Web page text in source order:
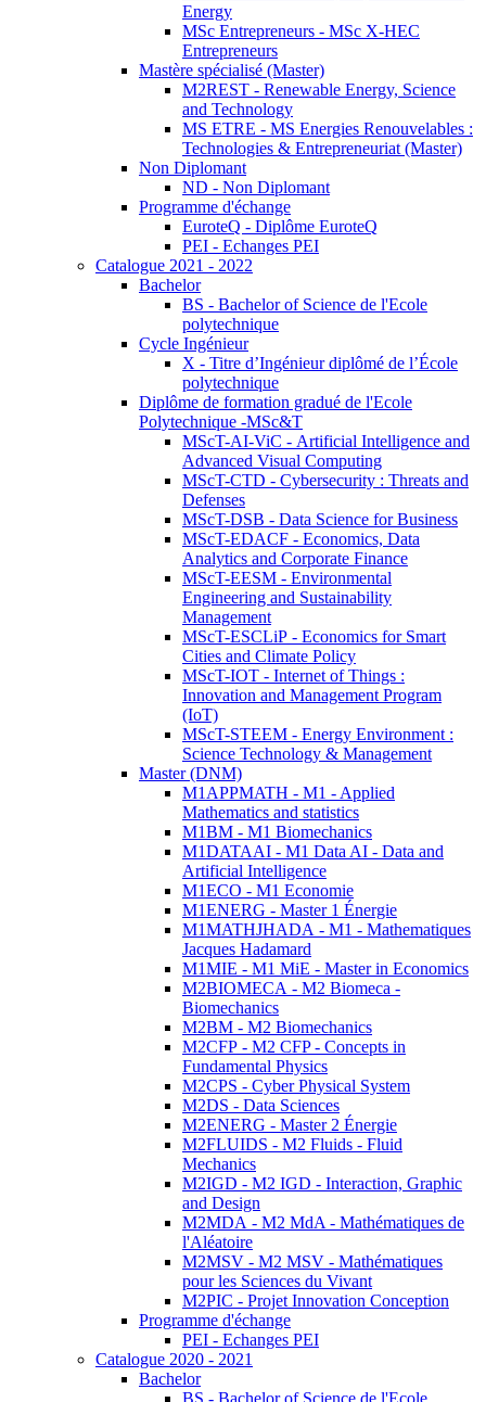
Energy
MSc Entrepreneurs - MSc X-HEC
Entrepreneurs
Mastère spécialisé (Master)
M2REST - Renewable Energy, Science
and Technology
MS ETRE - MS Energies Renouvelables :
Technologies & Entrepreneuriat (Master)
Non Diplomant
ND - Non Diplomant
Programme d'échange
EuroteQ - Diplôme EuroteQ
PEI - Echanges PEI
Catalogue 2021 - 2022
Bachelor
BS - Bachelor of Science de l'Ecole
polytechnique
Cycle Ingénieur
X - Titre d’Ingénieur diplômé de l’École
polytechnique
Diplôme de formation gradué de l'Ecole
Polytechnique -MSc&T
MScT-AI-ViC - Artificial Intelligence and
Advanced Visual Computing
MScT-CTD - Cybersecurity : Threats and
Defenses
MScT-DSB - Data Science for Business
MScT-EDACF - Economics, Data
Analytics and Corporate Finance
MScT-EESM - Environmental
Engineering and Sustainability
Management
MScT-ESCLiP - Economics for Smart
Cities and Climate Policy
MScT-IOT - Internet of Things :
Innovation and Management Program
(IoT)
MScT-STEEM - Energy Environment :
Science Technology & Management
Master (DNM)
M1APPMATH - M1 - Applied
Mathematics and statistics
M1BM - M1 Biomechanics
M1DATAAI - M1 Data AI - Data and
Artificial Intelligence
M1ECO - M1 Economie
M1ENERG - Master 1 Énergie
M1MATHJHADA - M1 - Mathematiques
Jacques Hadamard
M1MIE - M1 MiE - Master in Economics
M2BIOMECA - M2 Biomeca -
Biomechanics
M2BM - M2 Biomechanics
M2CFP - M2 CFP - Concepts in
Fundamental Physics
M2CPS - Cyber Physical System
M2DS - Data Sciences
M2ENERG - Master 2 Énergie
M2FLUIDS - M2 Fluids - Fluid
Mechanics
M2IGD - M2 IGD - Interaction, Graphic
and Design
M2MDA - M2 MdA - Mathématiques de
l'Aléatoire
M2MSV - M2 MSV - Mathématiques
pour les Sciences du Vivant
M2PIC - Projet Innovation Conception
Programme d'échange
PEI - Echanges PEI
Catalogue 2020 - 2021
Bachelor
BS - Bachelor of Science de l'Ecole